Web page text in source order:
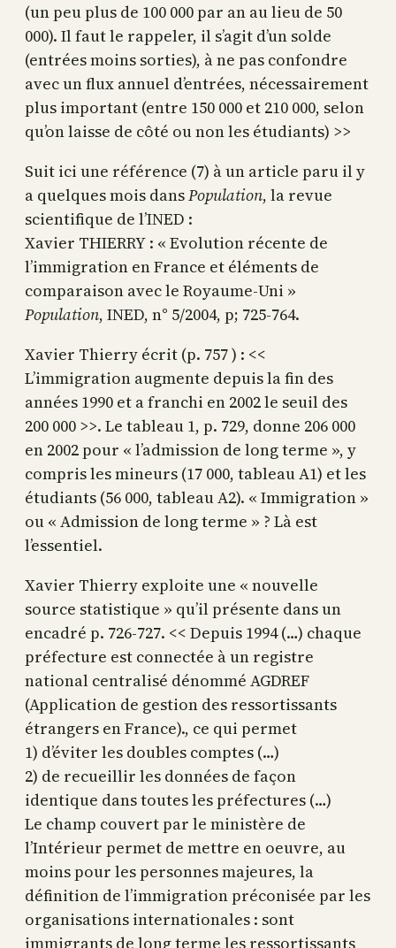
(un peu plus de 100 000 par an au lieu de 50
000). Il faut le rappeler, il s’agit d’un solde
(entrées moins sorties), à ne pas confondre
avec un flux annuel d’entrées, nécessairement
plus important (entre 150 000 et 210 000, selon
qu’on laisse de côté ou non les étudiants) >>
Suit ici une référence (7) à un article paru il y
a quelques mois dansPopulation, la revue
scientifique de l’INED :
Xavier THIERRY : « Evolution récente de
l’immigration en France et éléments de
comparaison avec le Royaume-Uni »
Population, INED, n° 5/2004, p; 725-764.
Xavier Thierry écrit (p. 757 ) : <<
L’immigration augmente depuis la fin des
années 1990 et a franchi en 2002 le seuil des
200 000 >>. Le tableau 1, p. 729, donne 206 000
en 2002 pour « l’admission de long terme », y
compris les mineurs (17 000, tableau A1) et les
étudiants (56 000, tableau A2). « Immigration »
ou « Admission de long terme » ? Là est
l’essentiel.
Xavier Thierry exploite une « nouvelle
source statistique » qu’il présente dans un
encadré p. 726-727. << Depuis 1994 (…) chaque
préfecture est connectée à un registre
national centralisé dénommé AGDREF
(Application de gestion des ressortissants
étrangers en France)., ce qui permet
1) d’éviter les doubles comptes (…)
2) de recueillir les données de façon
identique dans toutes les préfectures (…)
Le champ couvert par le ministère de
l’Intérieur permet de mettre en oeuvre, au
moins pour les personnes majeures, la
définition de l’immigration préconisée par les
organisations internationales : sont
immigrants de long terme les ressortissants